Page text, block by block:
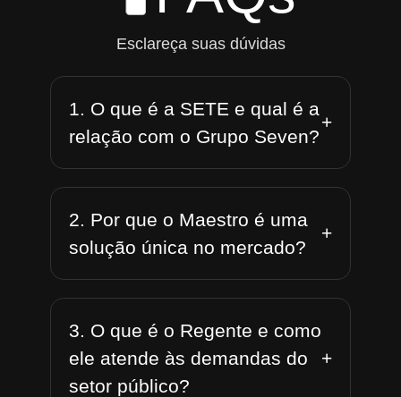
Esclareça suas dúvidas
1. O que é a SETE e qual é a
relação com o Grupo Seven?
+
2. Por que o Maestro é uma
solução única no mercado?
+
3. O que é o Regente e como
ele atende às demandas do
setor público?
+